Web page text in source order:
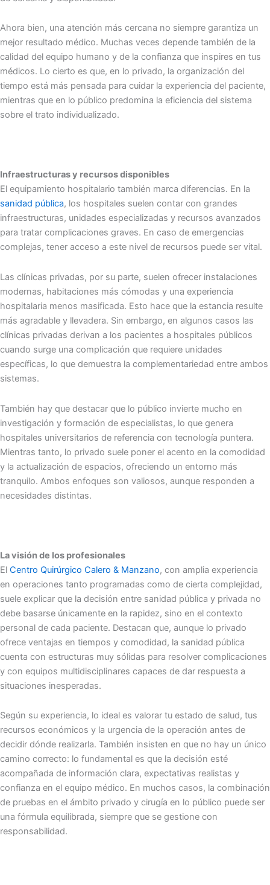
Ahora bien, una atención más cercana no siempre garantiza un
mejor resultado médico. Muchas veces depende también de la
calidad del equipo humano y de la confianza que inspires en tus
médicos. Lo cierto es que, en lo privado, la organización del
tiempo está más pensada para cuidar la experiencia del paciente,
mientras que en lo público predomina la eficiencia del sistema
sobre el trato individualizado.
Infraestructuras y recursos disponibles
El equipamiento hospitalario también marca diferencias. En la
sanidad pública, los hospitales suelen contar con grandes
infraestructuras, unidades especializadas y recursos avanzados
para tratar complicaciones graves. En caso de emergencias
complejas, tener acceso a este nivel de recursos puede ser vital.
Las clínicas privadas, por su parte, suelen ofrecer instalaciones
modernas, habitaciones más cómodas y una experiencia
hospitalaria menos masificada. Esto hace que la estancia resulte
más agradable y llevadera. Sin embargo, en algunos casos las
clínicas privadas derivan a los pacientes a hospitales públicos
cuando surge una complicación que requiere unidades
específicas, lo que demuestra la complementariedad entre ambos
sistemas.
También hay que destacar que lo público invierte mucho en
investigación y formación de especialistas, lo que genera
hospitales universitarios de referencia con tecnología puntera.
Mientras tanto, lo privado suele poner el acento en la comodidad
y la actualización de espacios, ofreciendo un entorno más
tranquilo. Ambos enfoques son valiosos, aunque responden a
necesidades distintas.
La visión de los profesionales
El Centro Quirúrgico Calero & Manzano, con amplia experiencia
en operaciones tanto programadas como de cierta complejidad,
suele explicar que la decisión entre sanidad pública y privada no
debe basarse únicamente en la rapidez, sino en el contexto
personal de cada paciente. Destacan que, aunque lo privado
ofrece ventajas en tiempos y comodidad, la sanidad pública
cuenta con estructuras muy sólidas para resolver complicaciones
y con equipos multidisciplinares capaces de dar respuesta a
situaciones inesperadas.
Según su experiencia, lo ideal es valorar tu estado de salud, tus
recursos económicos y la urgencia de la operación antes de
decidir dónde realizarla. También insisten en que no hay un único
camino correcto: lo fundamental es que la decisión esté
acompañada de información clara, expectativas realistas y
confianza en el equipo médico. En muchos casos, la combinación
de pruebas en el ámbito privado y cirugía en lo público puede ser
una fórmula equilibrada, siempre que se gestione con
responsabilidad.